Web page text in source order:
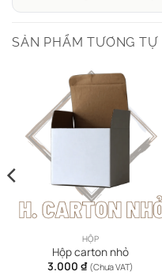
SẢN PHẨM TƯƠNG TỰ
HỘP
Hộp carton nhỏ
3.000 ₫ (Chưa VAT)